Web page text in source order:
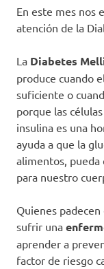
En este mes nos
atención de la
La Diabetes
produce cuando
suficiente o
porque las
insulina es una
ayuda a que la
alimentos, pueda
para nuestro
Quienes
sufrir una
aprender a
factor de riesgo